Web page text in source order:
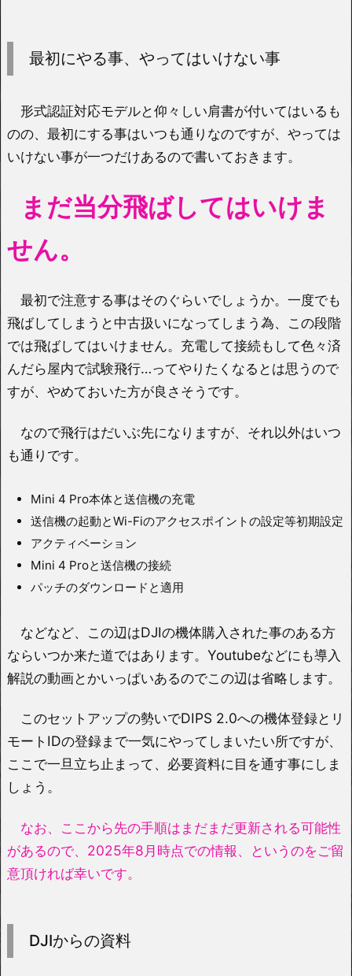
最初にやる事、やってはいけない事
形式認証対応モデルと仰々しい肩書が付いてはいるも
のの、最初にする事はいつも通りなのですが、やっては
いけない事が一つだけあるので書いておきます。
まだ当分飛ばしてはいけま
せん。
最初で注意する事はそのぐらいでしょうか。一度でも
飛ばしてしまうと中古扱いになってしまう為、この段階
では飛ばしてはいけません。充電して接続もして色々済
んだら屋内で試験飛行…ってやりたくなるとは思うので
すが、やめておいた方が良さそうです。
なので飛行はだいぶ先になりますが、それ以外はいつ
も通りです。
Mini 4 Pro本体と送信機の充電
送信機の起動とWi-Fiのアクセスポイントの設定等初期設定
アクティベーション
Mini 4 Proと送信機の接続
パッチのダウンロードと適用
などなど、この辺はDJIの機体購入された事のある方
ならいつか来た道ではあります。Youtubeなどにも導入
解説の動画とかいっぱいあるのでこの辺は省略します。
このセットアップの勢いでDIPS 2.0への機体登録とリ
モートIDの登録まで一気にやってしまいたい所ですが、
ここで一旦立ち止まって、必要資料に目を通す事にしま
しょう。
なお、ここから先の手順はまだまだ更新される可能性
があるので、2025年8月時点での情報、というのをご留
意頂ければ幸いです。
DJIからの資料